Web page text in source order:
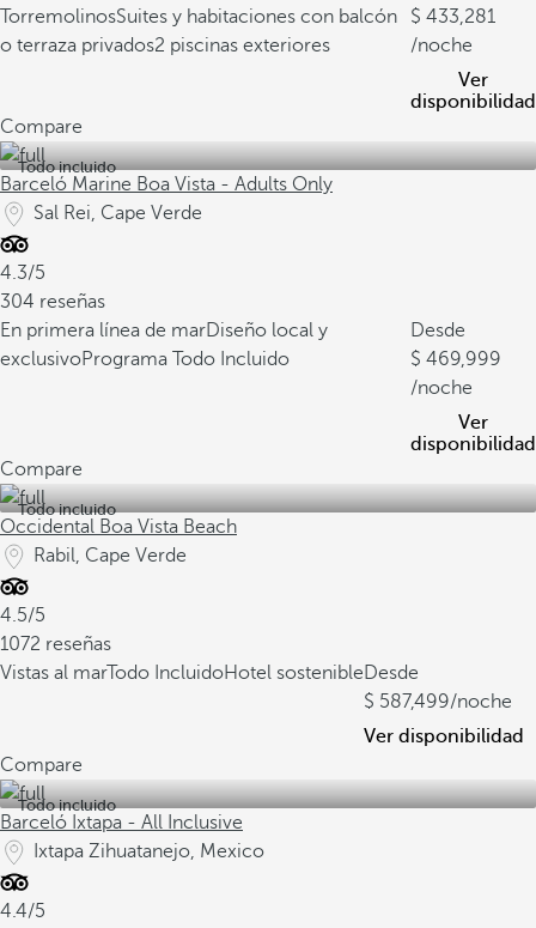
TorremolinosSuites y habitaciones con balcón
o terraza privados2 piscinas exteriores
433,281
/noche
Ver
disponibilidad
Compare
Todo incluido
Barceló Marine Boa Vista - Adults Only
Sal Rei, Cape Verde
4.3/5
304 reseñas
En primera línea de marDiseño local y
exclusivoPrograma Todo Incluido
Desde
469,999
/noche
Ver
disponibilidad
Compare
Todo incluido
Occidental Boa Vista Beach
Rabil, Cape Verde
4.5/5
1072 reseñas
Vistas al marTodo IncluidoHotel sostenibleDesde
587,499/noche
Ver disponibilidad
Compare
Todo incluido
Barceló Ixtapa - All Inclusive
Ixtapa Zihuatanejo, Mexico
4.4/5